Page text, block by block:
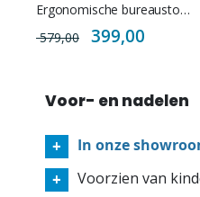
Ergonomische bureaustoel Turijn met netbespanning - NPR 1813
579,00
Special
Price
399,00
Voor- en nadelen
In onze
Voorzien van